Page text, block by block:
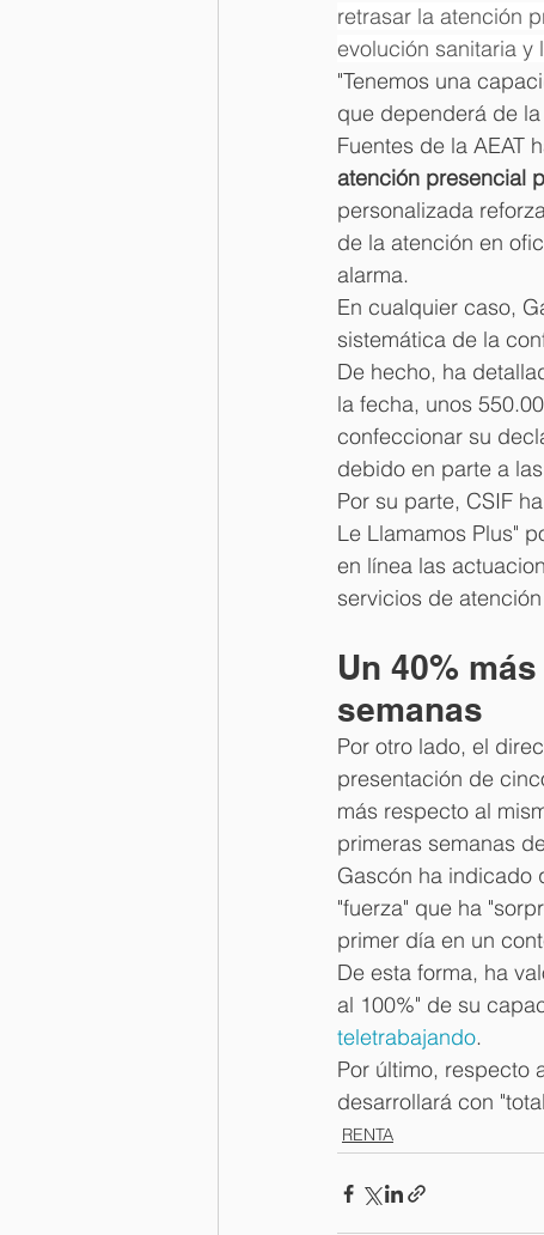
retrasar la atención
evolución sanitaria y
"Tenemos una
que dependerá de
Fuentes de la AEAT
atención presencial
personalizada
de la atención en
alarma.
En cualquier caso,
sistemática de la
De hecho, ha
la fecha, unos
confeccionar su
debido en parte a
Por su parte, CSIF
Le Llamamos Plus"
en línea las
servicios de
Un 40%
semanas
Por otro lado, el
presentación de
más respecto al
primeras semanas
Gascón ha indicado
"fuerza" que ha
primer día en un
De esta forma, ha
al 100%" de su
teletrabajando.
Por último, respecto
desarrollará con
RENTA